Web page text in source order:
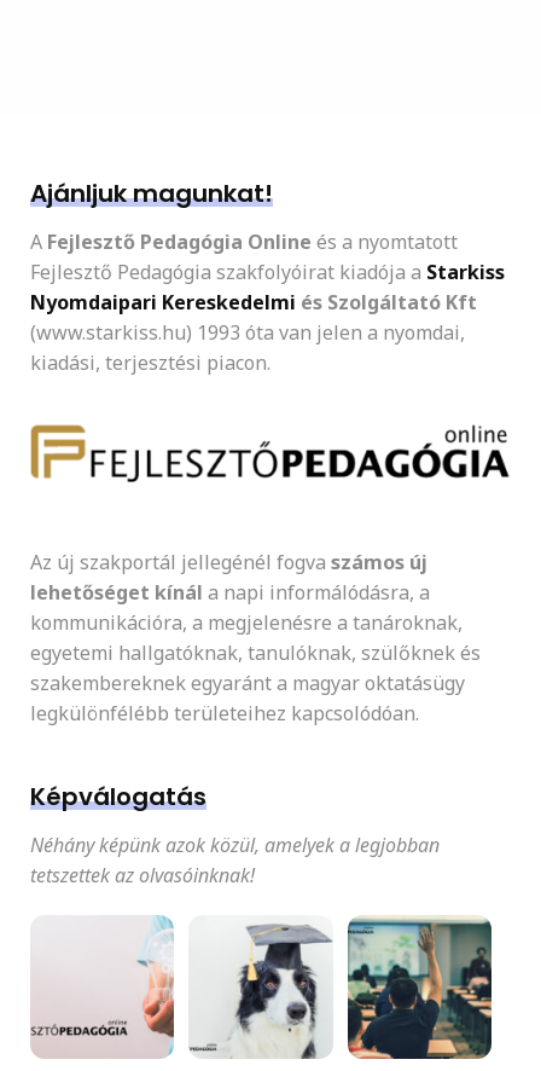
Ajánljuk magunkat!
A Fejlesztő Pedagógia Online és a nyomtatott
Fejlesztő Pedagógia szakfolyóirat kiadója a Starkiss
Nyomdaipari Kereskedelmi és Szolgáltató Kft
(www.starkiss.hu) 1993 óta van jelen a nyomdai,
kiadási, terjesztési piacon.
Az új szakportál jellegénél fogva számos új
lehetőséget kínál a napi informálódásra, a
kommunikációra, a megjelenésre a tanároknak,
egyetemi hallgatóknak, tanulóknak, szülőknek és
szakembereknek egyaránt a magyar oktatásügy
legkülönfélébb területeihez kapcsolódóan.
Képválogatás
Néhány képünk azok közül, amelyek a legjobban
tetszettek az olvasóinknak!